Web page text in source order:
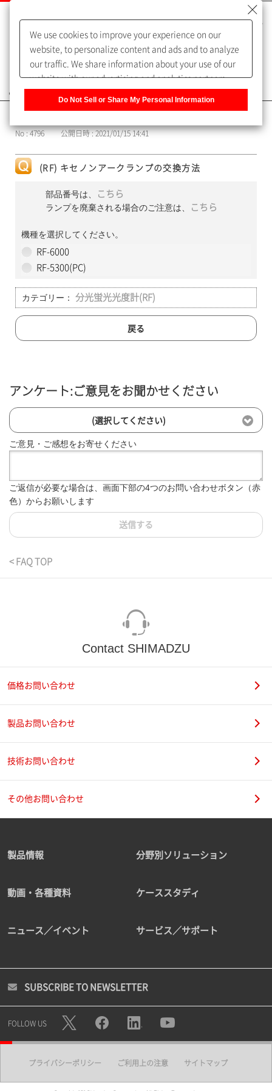
よくあるご質問（FAQ）
No : 4796 公開日時 : 2021/01/15 14:41
(RF) キセノンアークランプの交換方法
部品番号は、 こちら
ランプを廃棄される場合のご注意は、 こちら
機種を選択してください。
RF-6000
RF-5300(PC)
カテゴリー： 分光蛍光光度計(RF)
戻る
アンケート:ご意見をお聞かせください
(選択してください)
ご意見・ご感想をお寄せください
ご返信が必要な場合は、画面下部の4つのお問い合わせボタン（赤
色）からお願いします
送信する
< FAQ TOP
Contact SHIMADZU
価格お問い合わせ
製品お問い合わせ
技術お問い合わせ
その他お問い合わせ
製品情報 分野別ソリューション
動画・各種資料 ケーススタディ
ニュース／イベント サービス／サポート
SUBSCRIBE TO NEWSLETTER
FOLLOW US
プライバシーポリシー ご利用上の注意 サイトマップ
We use cookies to improve your experience on our
website, to personalize content and ads and to analyze
our traffic. We share information about your use of our
website with our advertising and analytics partners,
of our sharing information about you with our partners.
Information] to customize your cookie settings on our
Do Not Sell or Share My Personal Information